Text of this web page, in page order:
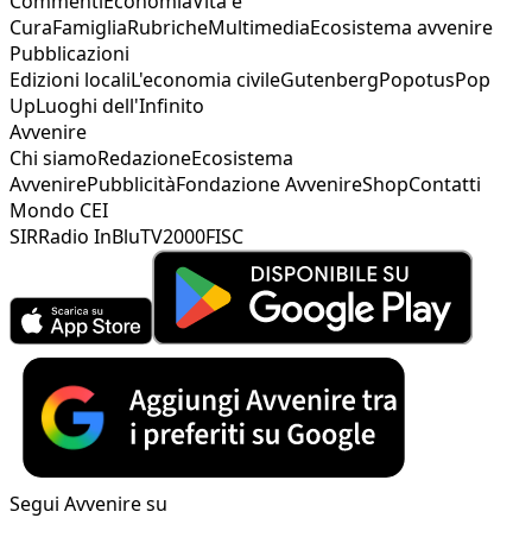
CuraFamigliaRubricheMultimediaEcosistema avvenire
Pubblicazioni
Edizioni localiL'economia civileGutenbergPopotusPop
UpLuoghi dell'Infinito
Avvenire
Chi siamoRedazioneEcosistema
AvvenirePubblicitàFondazione AvvenireShopContatti
Mondo CEI
SIRRadio InBluTV2000FISC
Segui Avvenire su